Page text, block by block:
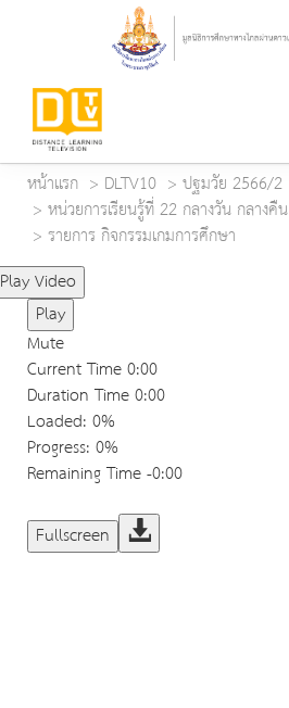
หน้าแรก DLTV10
ปฐมวัย 2566/2
หน่วยการเรียนรู้ที่ 22 กลางวัน กลางคืน
รายการ กิจกรรมเกมการศึกษา
Play Video
Play
Mute
Current Time0:00
Duration Time0:00
Loaded: 0%
Progress: 0%
Remaining Time-0:00
Fullscreen